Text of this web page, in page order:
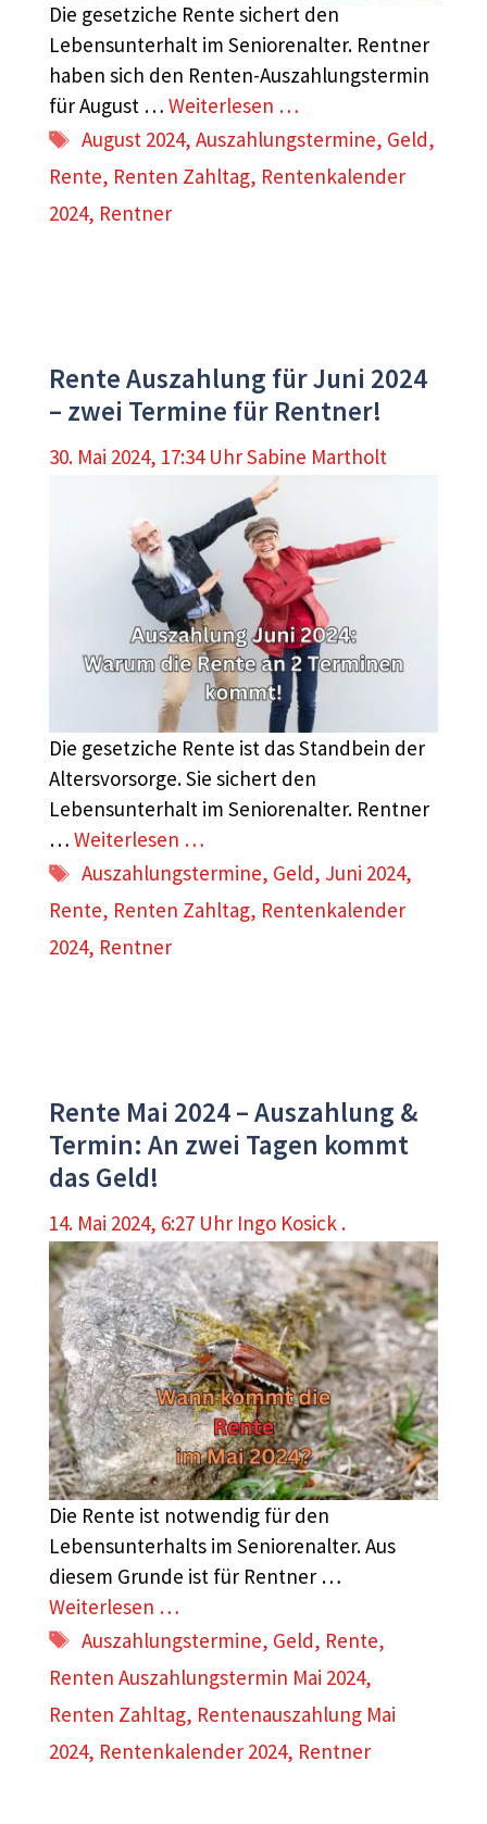
Die gesetziche Rente sichert den
Lebensunterhalt im Seniorenalter. Rentner
haben sich den Renten-Auszahlungstermin
für August … Weiterlesen …
Schlagwörter
August 2024,Auszahlungstermine, Geld,
Rente, Renten Zahltag, Rentenkalender
2024, Rentner
Rente Auszahlung für Juni 2024
– zwei Termine für Rentner!
30. Mai 2024, 17:34 UhrSabine Martholt
Die gesetziche Rente ist das Standbein der
Altersvorsorge. Sie sichert den
Lebensunterhalt im Seniorenalter. Rentner
… Weiterlesen …
Schlagwörter
Auszahlungstermine, Geld, Juni 2024,
Rente, Renten Zahltag, Rentenkalender
2024, Rentner
Rente Mai 2024 – Auszahlung &
Termin: An zwei Tagen kommt
das Geld!
14. Mai 2024, 6:27 Uhr Ingo Kosick .
Die Rente ist notwendig für den
Lebensunterhalts im Seniorenalter. Aus
diesem Grunde ist für Rentner …
Weiterlesen …
Schlagwörter
Auszahlungstermine, Geld, Rente,
Renten Auszahlungstermin Mai 2024,
Renten Zahltag, Rentenauszahlung Mai
2024, Rentenkalender 2024, Rentner